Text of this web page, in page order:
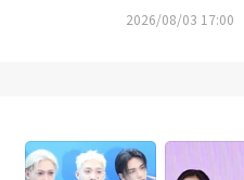
テージに！2日間で15万7000人
2026/08/03 17:00